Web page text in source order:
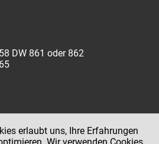
DW 861 oder 862
erlaubt uns, Ihre Erfahrungen